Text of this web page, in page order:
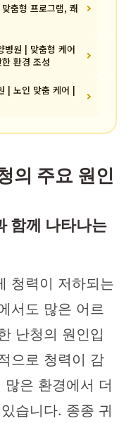
춤형 프로그램, 쾌
병원 | 맞춤형 케어
환경 조성
| 노인 맞춤 케어 |
의 주요 원인
함께 나타나는
청력이 저하되는
서도 많은 어르
난청의 원인입
으로 청력이 감
은 환경에서 더
습니다. 종종 귀